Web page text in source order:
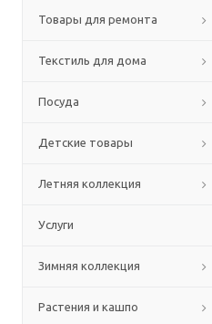
Товары для ремонта
Текстиль для дома
Посуда
Детские товары
Летняя коллекция
Услуги
Зимняя коллекция
Растения и кашпо